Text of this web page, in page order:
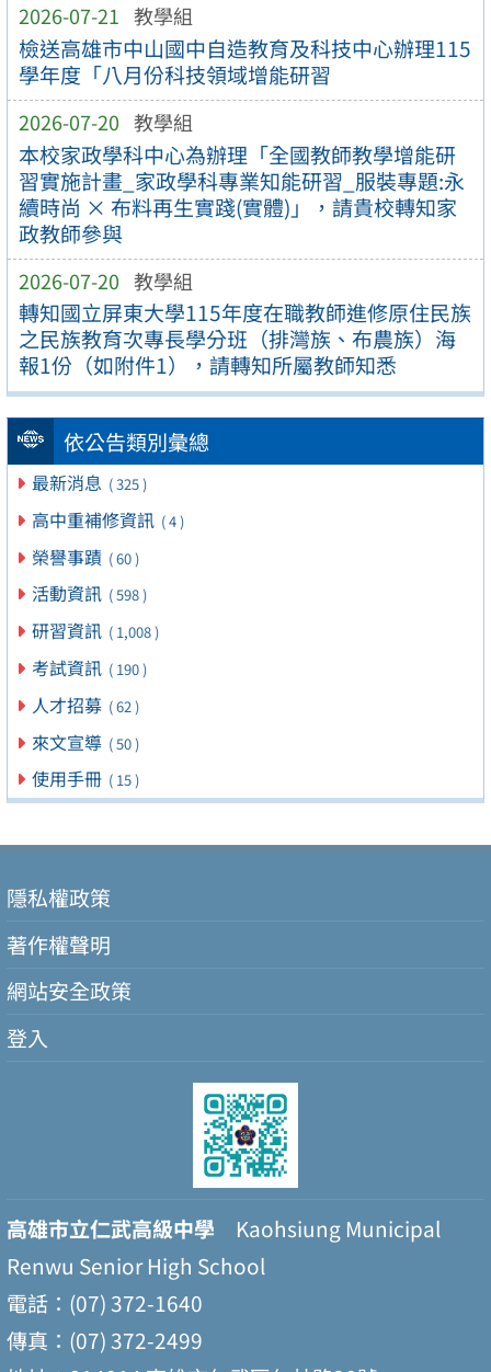
2026-07-21 教學組
檢送高雄市中山國中自造教育及科技中心辦理115
學年度「八月份科技領域增能研習
2026-07-20 教學組
本校家政學科中心為辦理「全國教師教學增能研
習實施計畫_家政學科專業知能研習_服裝專題:永
續時尚 × 布料再生實踐(實體)」，請貴校轉知家
政教師參與
2026-07-20 教學組
轉知國立屏東大學115年度在職教師進修原住民族
之民族教育次專長學分班（排灣族、布農族）海
報1份（如附件1），請轉知所屬教師知悉
依公告類別彙總
最新消息 ( 325 )
高中重補修資訊 ( 4 )
榮譽事蹟 ( 60 )
活動資訊 ( 598 )
研習資訊 ( 1,008 )
考試資訊 ( 190 )
人才招募 ( 62 )
來文宣導 ( 50 )
使用手冊 ( 15 )
隱私權政策
著作權聲明
網站安全政策
登入
高雄市立仁武高級中學 Kaohsiung Municipal
Renwu Senior High School
電話：(07) 372-1640
傳真：(07) 372-2499